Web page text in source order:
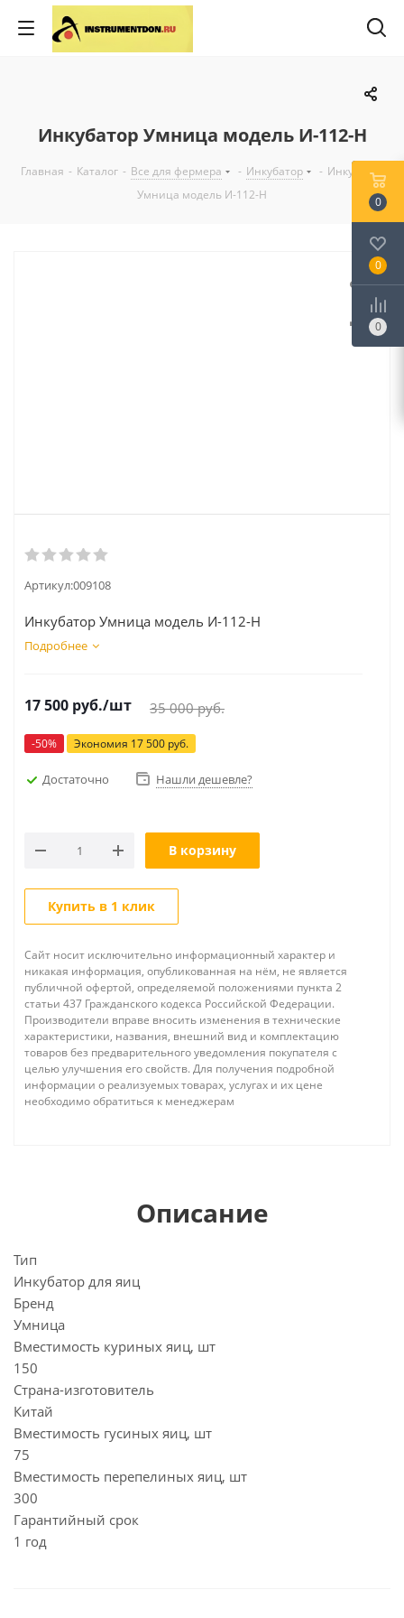
Инкубатор Умница модель И-112-Н
Главная - Каталог - Все для фермера - Инкубатор - Инкубатор
Умница модель И-112-Н
Артикул:009108
Инкубатор Умница модель И-112-Н
Подробнее
17 500 руб./шт 35 000руб.
-50% Экономия 17 500 руб.
Достаточно Нашли дешевле?
В корзину
Купить в 1 клик
Сайт носит исключительно информационный характер и
никакая информация, опубликованная на нём, не является
публичной офертой, определяемой положениями пункта 2
статьи 437 Гражданского кодекса Российской Федерации.
Производители вправе вносить изменения в технические
характеристики, названия, внешний вид и комплектацию
товаров без предварительного уведомления покупателя с
целью улучшения его свойств. Для получения подробной
информации о реализуемых товарах, услугах и их цене
необходимо обратиться к менеджерам
Описание
Тип
Инкубатор для яиц
Бренд
Умница
Вместимость куриных яиц, шт
150
Страна-изготовитель
Китай
Вместимость гусиных яиц, шт
75
Вместимость перепелиных яиц, шт
300
Гарантийный срок
1 год
0
0
0